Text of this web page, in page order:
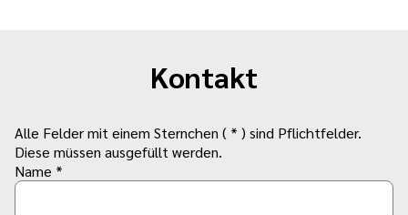
Kontakt
Alle Felder mit einem Sternchen ( * ) sind Pflichtfelder.
Diese müssen ausgefüllt werden.
Name *